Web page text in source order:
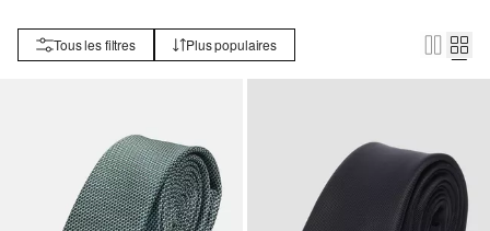
Tous les filtres Plus populaires